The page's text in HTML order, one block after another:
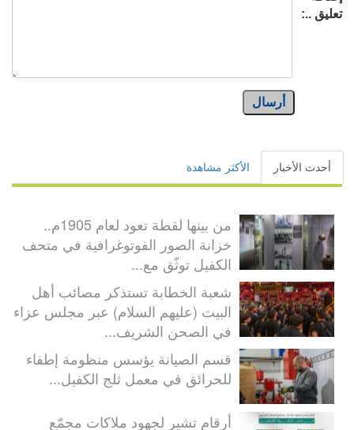
تعليق ..:
أرسال
أحدث الأخبار الأكثر مشاهدة
من بينها لقطة تعود لعام 1905م..
خزانة الصور الفوتوغرافية في متحف
الكفيل توثّق مع...
شعبة الخطابة تستذكر مصائب أهل
البيت (عليهم السلام) عبر مجلس عزاء
في الصحن الشريف...
قسم الصيانة يؤسس منظومة إطفاء
للحرائق في معمل ثلج الكفيل...
أرقام تشير لجهود ملاكات مجمّع